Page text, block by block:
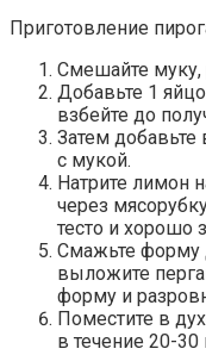
Приготовление
Смешайте муку,
Добавьте 1
взбейте до
Затем добавьте
с мукой.
Натрите лимон
через
тесто и хорошо
Смажьте форму
выложите
форму и
Поместите в
в течение 20-30